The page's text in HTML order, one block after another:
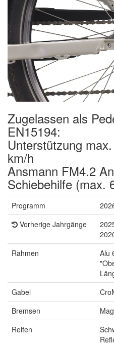
Zugelassen als
EN15194:
Unterstützung
km/h
Ansmann FM4.2
Schiebehilfe (max.
Programm
Vorherige Jahrgänge
Rahmen
Alu
Gabel
Bremsen
Reifen